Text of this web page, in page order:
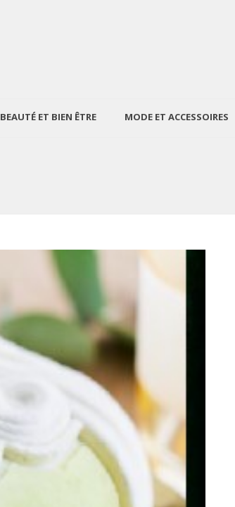
BEAUTÉ ET BIEN ÊTRE MODE ET ACCESSOIRES